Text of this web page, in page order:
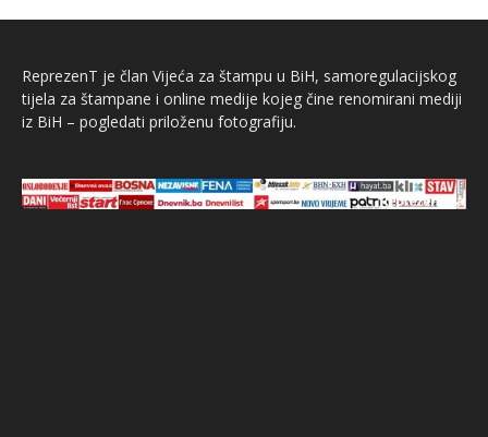
ReprezenT je član Vijeća za štampu u BiH, samoregulacijskog
tijela za štampane i online medije kojeg čine renomirani mediji
iz BiH – pogledati priloženu fotografiju.